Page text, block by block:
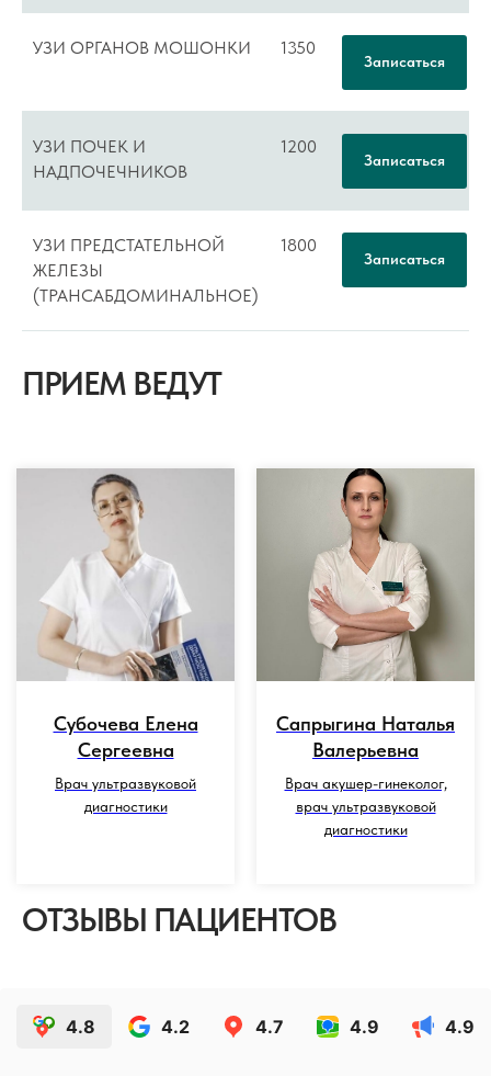
УЗИ ОРГАНОВ МОШОНКИ 1350
Записаться
УЗИ ПОЧЕК И
НАДПОЧЕЧНИКОВ
1200
Записаться
УЗИ ПРЕДСТАТЕЛЬНОЙ
ЖЕЛЕЗЫ
(ТРАНСАБДОМИНАЛЬНОЕ)
1800
Записаться
ПРИЕМ ВЕДУТ
Субочева Елена
Сергеевна
Врач ультразвуковой
диагностики
Сапрыгина Наталья
Валерьевна
Врач акушер-гинеколог,
врач ультразвуковой
диагностики
ОТЗЫВЫ ПАЦИЕНТОВ
4.8 4.2 4.7 4.9 4.9